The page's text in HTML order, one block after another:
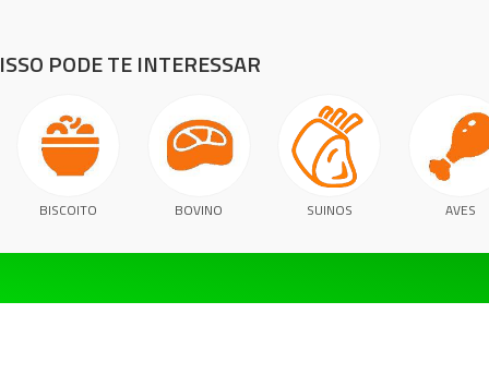
ISSO PODE TE INTERESSAR
BISCOITO BOVINO SUINOS AVES